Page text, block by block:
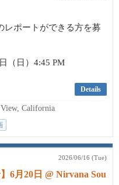
レポートができる方を募
（日）4:45 PM
Details
California
2026/06/16 (Tue)
6月20日 @ Nirvana Sou